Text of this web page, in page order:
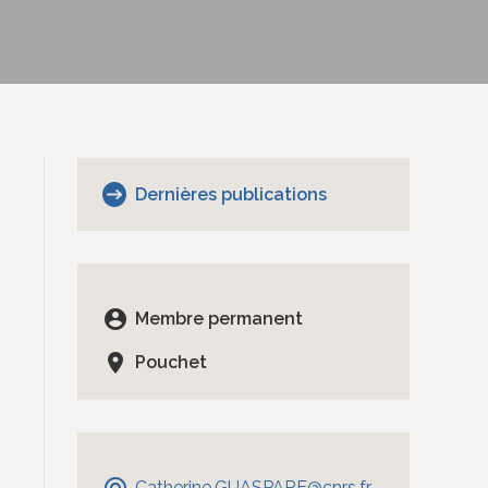
Dernières publications
account_circle Membre permanent
location_on Pouchet